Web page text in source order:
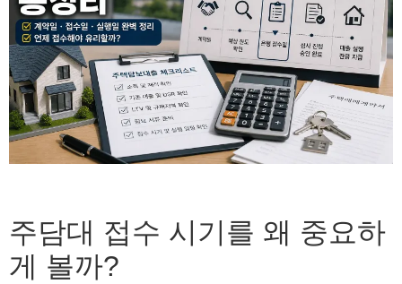
주담대 접수 시기를 왜 중요하
게 볼까?